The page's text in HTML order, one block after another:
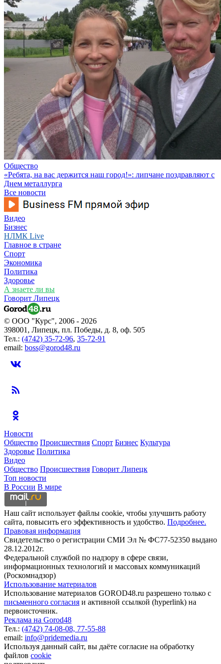
Общество
«Ребята, на вас держится наш город!»: липчане поздравляют с
Днем металлурга
Все новости
Видео
Бизнес
НЛМК Live
Главное в стране
Спорт
Экономика
Политика
Здоровье
А знаете ли вы
Говорит Липецк
© ООО "Курс", 2006 - 2026
398001, Липецк, пл. Победы, д. 8, оф. 505
Тел.: (4742) 35-72-96, 35-72-91
email: boss@gorod48.ru
Новости
Общество Происшествия Спорт Бизнес Культура
Здоровье Политика
Видео
Общество Происшествия Говорит Липецк
Топ новости
В России В мире
Наш сайт использует файлы cookie, чтобы улучшить работу
сайта, повысить его эффективность и удобство. Подробнее.
Правовая информация
Свидетельство о регистрации СМИ Эл № ФС77-52350 выдано
28.12.2012г.
Федеральной службой по надзору в сфере связи,
информационных технологий и массовых коммуникаций
(Роскомнадзор)
Использование материалов
Использование материалов GOROD48.ru разрешено только с
письменного согласия и активной ссылкой (hyperlink) на
первоисточник.
Реклама на Gorod48
Тел.: (4742) 74-08-08, 77-55-88
email: info@pridemedia.ru
Используя данный сайт, вы даёте согласие на обработку
файлов cookie